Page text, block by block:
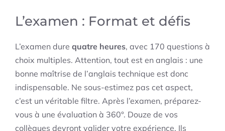
L’examen : Format et défis
L’examen dure quatre heures, avec 170 questions à
choix multiples. Attention, tout est en anglais : une
bonne maîtrise de l’anglais technique est donc
indispensable. Ne sous-estimez pas cet aspect,
c’est un véritable filtre. Après l’examen, préparez-
vous à une évaluation à 360°. Douze de vos
collègues devront valider votre expérience. Ils